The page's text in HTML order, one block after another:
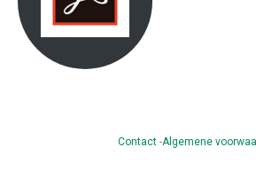
Contact -Algemene